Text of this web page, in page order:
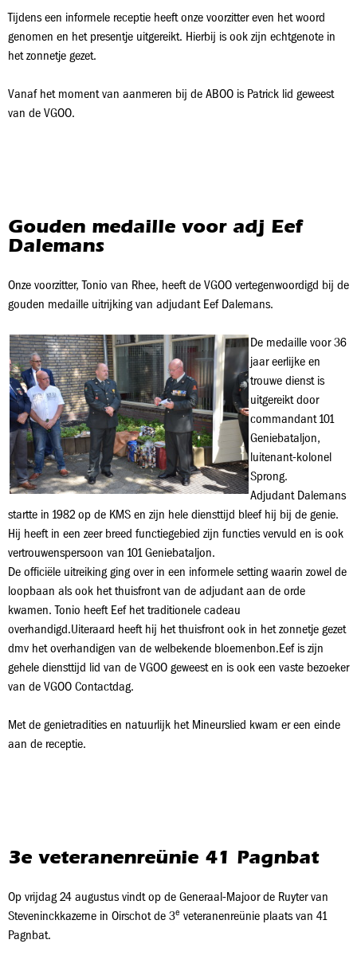
Tijdens een informele receptie heeft onze voorzitter even het woord
genomen en het presentje uitgereikt. Hierbij is ook zijn echtgenote in
het zonnetje gezet.
Vanaf het moment van aanmeren bij de ABOO is Patrick lid geweest
van de VGOO.
Gouden medaille voor adj Eef
Dalemans
Onze voorzitter, Tonio van Rhee, heeft de VGOO vertegenwoordigd bij de
gouden medaille uitrijking van adjudant Eef Dalemans.
De medaille voor 36
jaar eerlijke en
trouwe dienst is
uitgereikt door
commandant 101
Geniebataljon,
luitenant-kolonel
Sprong.
Adjudant Dalemans
startte in 1982 op de KMS en zijn hele diensttijd bleef hij bij de genie.
Hij heeft in een zeer breed functiegebied zijn functies vervuld en is ook
vertrouwenspersoon van 101 Geniebataljon.
De officiële uitreiking ging over in een informele setting waarin zowel de
loopbaan als ook het thuisfront van de adjudant aan de orde
kwamen. Tonio heeft Eef het traditionele cadeau
overhandigd.Uiteraard heeft hij het thuisfront ook in het zonnetje gezet
dmv het overhandigen van de welbekende bloemenbon.Eef is zijn
gehele diensttijd lid van de VGOO geweest en is ook een vaste bezoeker
van de VGOO Contactdag.
Met de genietradities en natuurlijk het Mineurslied kwam er een einde
aan de receptie.
3e veteranenreünie 41 Pagnbat
Op vrijdag 24 augustus vindt op de Generaal-Majoor de Ruyter van
Steveninckkazerne in Oirschot de 3e veteranenreünie plaats van 41
Pagnbat.